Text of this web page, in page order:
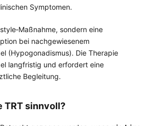
Symptomen.
sondern eine
bei nachgewiesenem
(Hypogonadismus). Die Therapie
langfristig und erfordert eine
Begleitung.
TRT sinnvoll?